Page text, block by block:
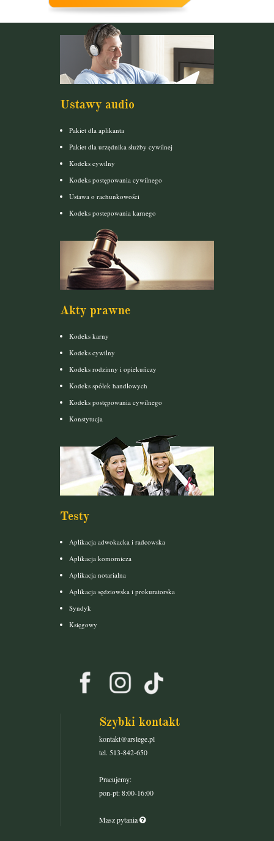
Ustawy audio
Pakiet dla aplikanta
Pakiet dla urzędnika służby cywilnej
Kodeks cywilny
Kodeks postępowania cywilnego
Ustawa o rachunkowości
Kodeks postepowania karnego
Akty prawne
Kodeks karny
Kodeks cywilny
Kodeks rodzinny i opiekuńczy
Kodeks spółek handlowych
Kodeks postępowania cywilnego
Konstytucja
Testy
Aplikacja adwokacka i radcowska
Aplikacja komornicza
Aplikacja notarialna
Aplikacja sędziowska i prokuratorska
Syndyk
Księgowy
Szybki kontakt
kontakt@arslege.pl
tel. 513-842-650
Pracujemy:
pon-pt: 8:00-16:00
Masz pytania